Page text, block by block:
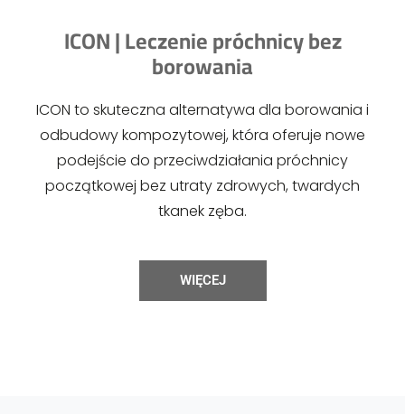
ICON | Leczenie próchnicy bez
borowania
ICON to skuteczna alternatywa dla borowania i
odbudowy kompozytowej, która oferuje nowe
podejście do przeciwdziałania próchnicy
początkowej bez utraty zdrowych, twardych
tkanek zęba.
WIĘCEJ